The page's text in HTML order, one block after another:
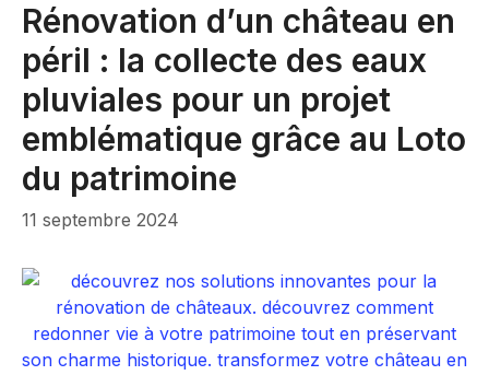
Rénovation d’un château en
péril : la collecte des eaux
pluviales pour un projet
emblématique grâce au Loto
du patrimoine
11 septembre 2024